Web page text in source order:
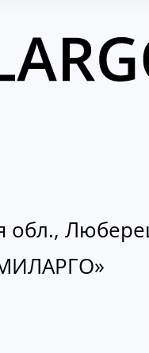
обл.,